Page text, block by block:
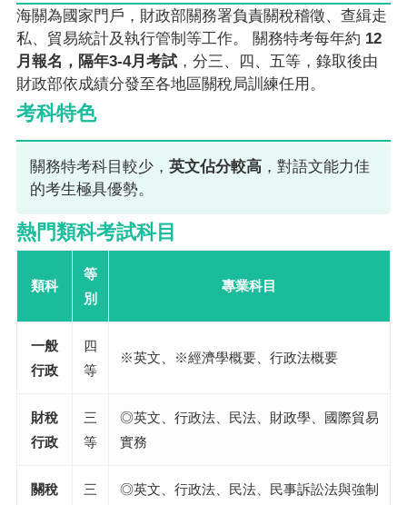
海關為國家門戶，財政部關務署負責關稅稽徵、查緝走
私、貿易統計及執行管制等工作。 關務特考每年約 12
月報名，隔年3-4月考試，分三、四、五等，錄取後由
財政部依成績分發至各地區關稅局訓練任用。
考科特色
關務特考科目較少， 英文佔分較高，對語文能力佳
的考生極具優勢。
熱門類科考試科目
類科
等
別
專業科目
一般
行政
四
等
※英文、※經濟學概要、行政法概要
財稅
行政
三
等
◎英文、行政法、民法、財政學、國際貿易
實務
關稅
三
◎英文、行政法、民法、民事訴訟法與強制